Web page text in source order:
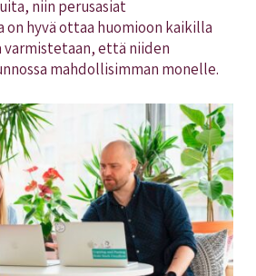
niin perusasiat
hyvä ottaa huomioon kaikilla
että niiden
mahdollisimman monelle.